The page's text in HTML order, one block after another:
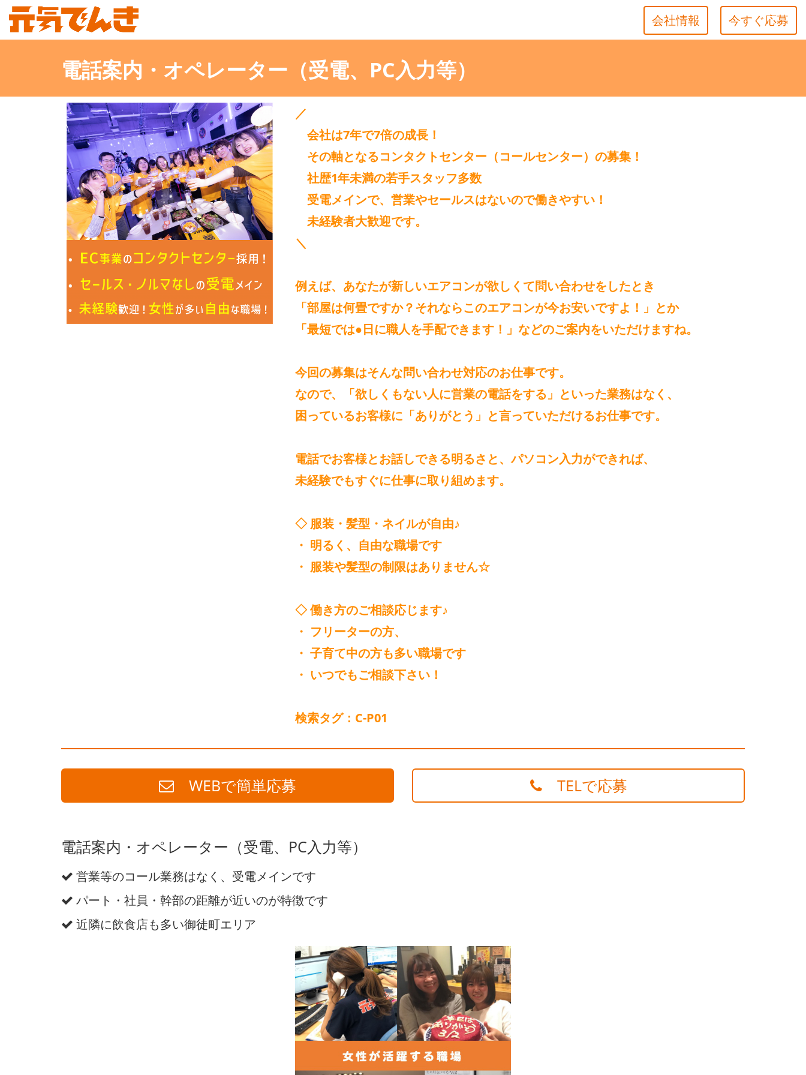
今すぐ応募
会社情報
電話案内・オペレーター（受電、PC入力等）
／
会社は7年で7倍の成長！
その軸となるコンタクトセンター（コールセンター）の募集！
社歴1年未満の若手スタッフ多数
受電メインで、営業やセールスはないので働きやすい！
未経験者大歓迎です。
＼
例えば、あなたが新しいエアコンが欲しくて問い合わせをしたとき
「部屋は何畳ですか？それならこのエアコンが今お安いですよ！」とか
「最短では●日に職人を手配できます！」などのご案内をいただけますね。
今回の募集はそんな問い合わせ対応のお仕事です。
なので、「欲しくもない人に営業の電話をする」といった業務はなく、
困っているお客様に「ありがとう」と言っていただけるお仕事です。
電話でお客様とお話しできる明るさと、パソコン入力ができれば、
未経験でもすぐに仕事に取り組めます。
◇ 服装・髪型・ネイルが自由♪
・ 明るく、自由な職場です
・ 服装や髪型の制限はありません☆
◇ 働き方のご相談応じます♪
・ フリーターの方、
・ 子育て中の方も多い職場です
・ いつでもご相談下さい！
検索タグ：C-P01
WEBで簡単応募 TELで応募
電話案内・オペレーター（受電、PC入力等）
営業等のコール業務はなく、受電メインです
パート・社員・幹部の距離が近いのが特徴です
近隣に飲食店も多い御徒町エリア